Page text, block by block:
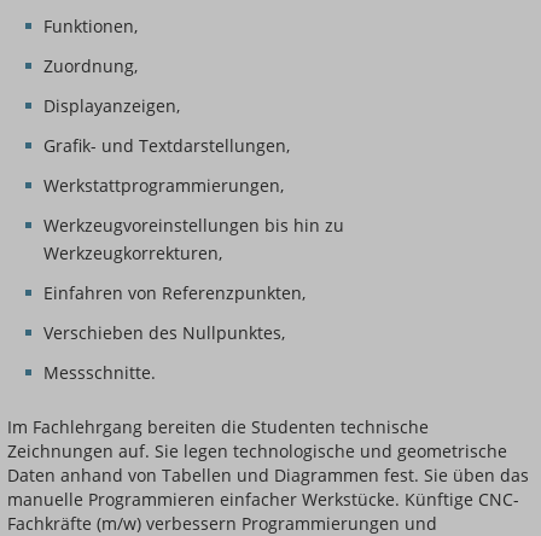
Funktionen,
Zuordnung,
Displayanzeigen,
Grafik- und Textdarstellungen,
Werkstattprogrammierungen,
Werkzeugvoreinstellungen bis hin zu
Werkzeugkorrekturen,
Einfahren von Referenzpunkten,
Verschieben des Nullpunktes,
Messschnitte.
Im Fachlehrgang bereiten die Studenten technische
Zeichnungen auf. Sie legen technologische und geometrische
Daten anhand von Tabellen und Diagrammen fest. Sie üben das
manuelle Programmieren einfacher Werkstücke. Künftige CNC-
Fachkräfte (m/w) verbessern Programmierungen und